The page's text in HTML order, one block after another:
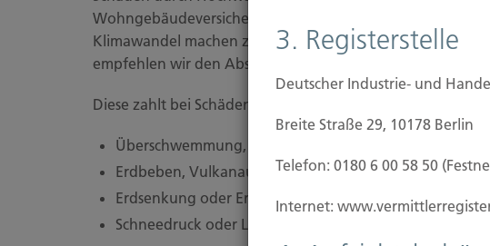
Wohngebäudeversicherung. Wetterkapriolen und
Klimawandel machen zusätzlichen Versicherungsschutz
empfehlen wir den Abschluss einer Elementarschaden-
Diese zahlt bei Schäden durch
Überschwemmung, Überflutung, Rückstau
Erdbeben, Vulkanausbrüche
Erdsenkung oder Erdrutsch sowie
Schneedruck oder Lawinen
3. Registerstelle
Deutscher Industrie- und
Breite Straße 29, 10178 Berlin
Telefon: 0180 6 00 58 50
Internet: